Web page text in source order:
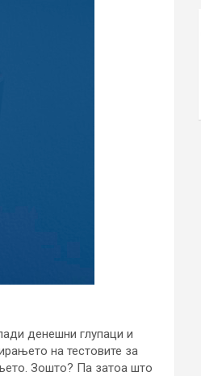
денешни глупаци и
на тестовите за
Зошто? Па затоа што